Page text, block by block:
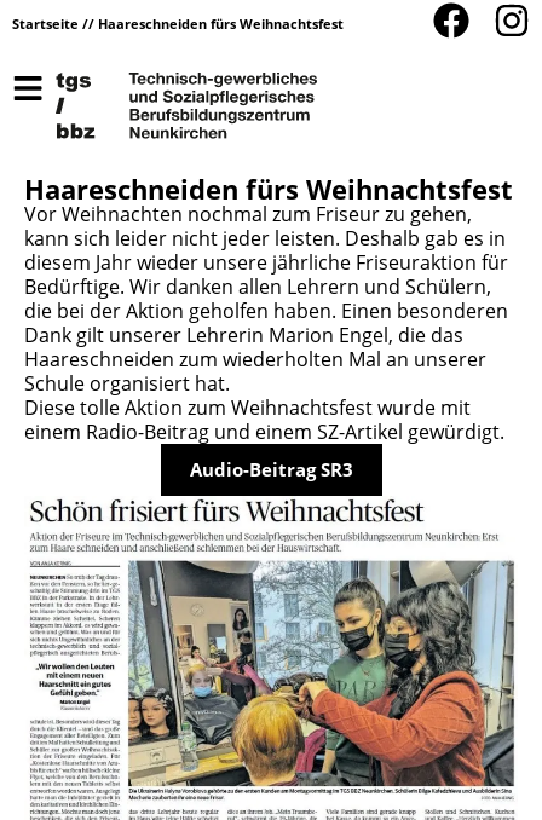
Startseite // Haareschneiden fürs Weihnachtsfest
Haareschneiden fürs Weihnachtsfest
Vor Weihnachten nochmal zum Friseur zu gehen,
kann sich leider nicht jeder leisten. Deshalb gab es in
diesem Jahr wieder unsere jährliche Friseuraktion für
Bedürftige. Wir danken allen Lehrern und Schülern,
die bei der Aktion geholfen haben. Einen besonderen
Dank gilt unserer Lehrerin Marion Engel, die das
Haareschneiden zum wiederholten Mal an unserer
Schule organisiert hat.
Diese tolle Aktion zum Weihnachtsfest wurde mit
einem Radio-Beitrag und einem SZ-Artikel gewürdigt.
Audio-Beitrag SR3